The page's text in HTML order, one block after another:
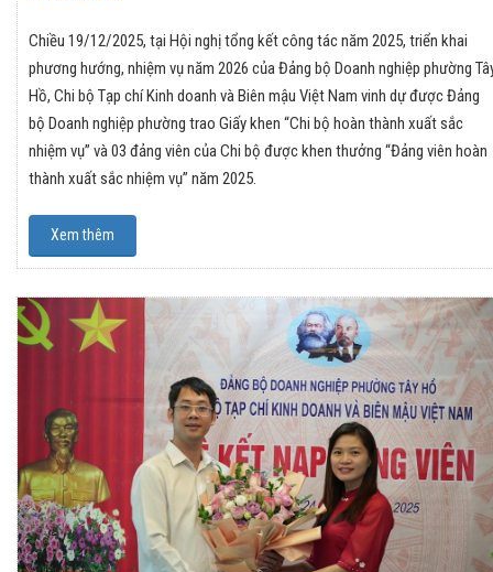
Chiều 19/12/2025, tại Hội nghị tổng kết công tác năm 2025, triển khai
phương hướng, nhiệm vụ năm 2026 của Đảng bộ Doanh nghiệp phường
Hồ, Chi bộ Tạp chí Kinh doanh và Biên mậu Việt Nam vinh dự được Đảng
bộ Doanh nghiệp phường trao Giấy khen “Chi bộ hoàn thành xuất sắc
nhiệm vụ” và 03 đảng viên của Chi bộ được khen thưởng “Đảng viên hoàn
thành xuất sắc nhiệm vụ” năm 2025.
Xem thêm